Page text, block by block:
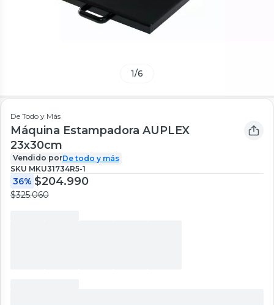
1/6
De Todo y Más
Máquina Estampadora AUPLEX
23x30cm
Vendido porDe todo y más
SKU MKU31734R5-1
36% $204.990
$325.060